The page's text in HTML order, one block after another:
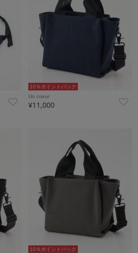
10％ポイントバック
Un coeur
¥11,000
10％ポイントバック